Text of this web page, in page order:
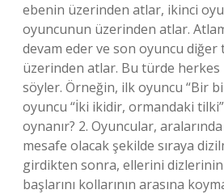
ebenin üzerinden atlar, ikinci
oyuncunun üzerinden atlar.
devam eder ve son oyuncu diğer
üzerinden atlar. Bu türde herkes
söyler. Örneğin, ilk oyuncu “Bir
oyuncu “İki ikidir, ormandaki
oynanır? 2. Oyuncular,
mesafe olacak şekilde sıraya
girdikten sonra, ellerini dizlerinin
başlarını kollarının arasına